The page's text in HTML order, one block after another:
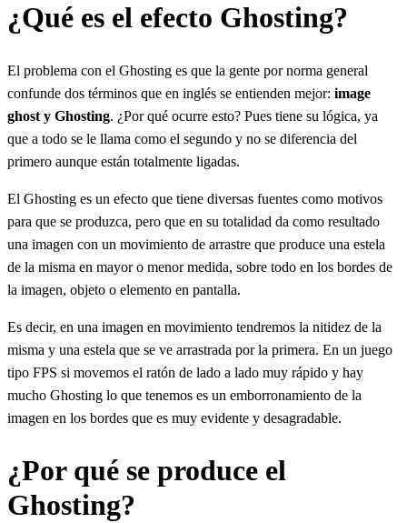
¿Qué es el efecto Ghosting?
El problema con el Ghosting es que la gente por norma general
confunde dos términos que en inglés se entienden mejor: image
ghost y Ghosting. ¿Por qué ocurre esto? Pues tiene su lógica, ya
que a todo se le llama como el segundo y no se diferencia del
primero aunque están totalmente ligadas.
El Ghosting es un efecto que tiene diversas fuentes como motivos
para que se produzca, pero que en su totalidad da como resultado
una imagen con un movimiento de arrastre que produce una estela
de la misma en mayor o menor medida, sobre todo en los bordes de
la imagen, objeto o elemento en pantalla.
Es decir, en una imagen en movimiento tendremos la nitidez de la
misma y una estela que se ve arrastrada por la primera. En un juego
tipo FPS si movemos el ratón de lado a lado muy rápido y hay
mucho Ghosting lo que tenemos es un emborronamiento de la
imagen en los bordes que es muy evidente y desagradable.
¿Por qué se produce el
Ghosting?